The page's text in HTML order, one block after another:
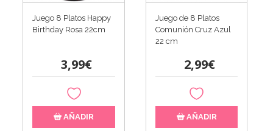
Juego 8 Platos Happy
Birthday Rosa 22cm
3,99€
AÑADIR
Juego de 8 Platos
Comunión Cruz Azul
22 cm
2,99€
AÑADIR